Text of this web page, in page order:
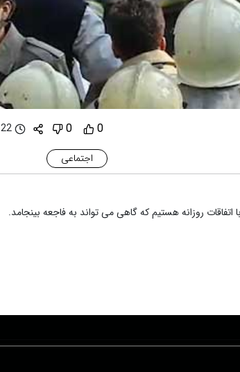
0
0 22 دقیقه
اجتماعی
روزانه هستیم که گاهی می تواند به فاجعه بینجامد.